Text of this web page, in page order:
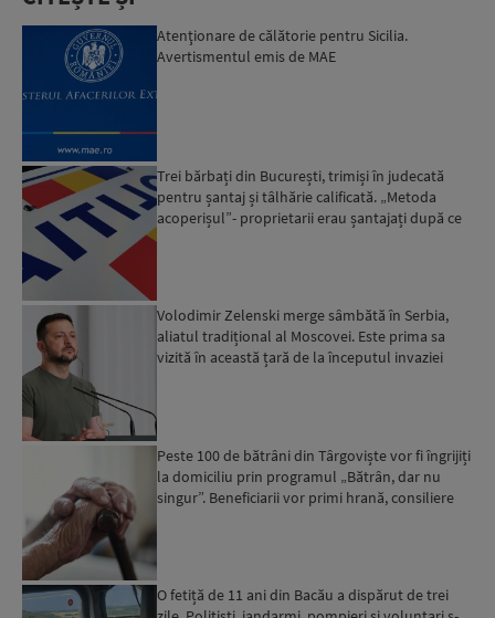
Atenţionare de călătorie pentru Sicilia.
Avertismentul emis de MAE
Trei bărbați din București, trimiși în judecată
pentru șantaj și tâlhărie calificată. „Metoda
acoperișul”- proprietarii erau șantajați după ce
Volodimir Zelenski merge sâmbătă în Serbia,
aliatul tradițional al Moscovei. Este prima sa
vizită în această țară de la începutul invaziei
Peste 100 de bătrâni din Târgoviște vor fi îngrijiți
la domiciliu prin programul „Bătrân, dar nu
singur”. Beneficiarii vor primi hrană, consiliere
O fetiță de 11 ani din Bacău a dispărut de trei